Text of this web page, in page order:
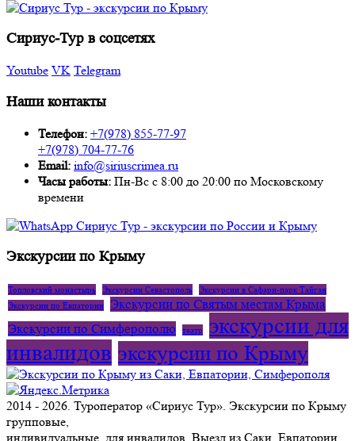
Сириус-Тур в соцсетях
Youtube VK Telegram
Наши контакты
Телефон: +7(978) 855-77-97
+7(978) 704-77-76
Email: info@siriuscrimea.ru
Часы работы: Пн-Вс с 8:00 до 20:00 по Московскому
времени ​​​​​​​​​​​​​​
Экскурсии по Крыму
Топловский монастырь Экскурсии Севастополь Экскурсии в Сафари-парк Тайган
Экскурсии по Евпатории Экскурсии по Святым местам Крыма
Экскурсии по Симферополю
театр
экскурсии для
инвалидов экскурсии по Крыму
2014 - 2026. Туроператор «Сириус Тур». Экскурсии по Крыму
групповые,
индивидуальные, для инвалидов. Выезд из Саки, Евпатории,